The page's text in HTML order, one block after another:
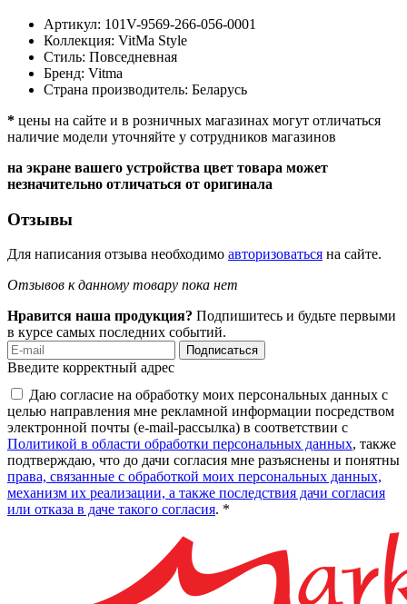
Артикул: 101V-9569-266-056-0001
Коллекция: VitMa Style
Стиль: Повседневная
Бренд: Vitma
Страна производитель: Беларусь
* цены на сайте и в розничных магазинах могут отличаться
наличие модели уточняйте у сотрудников магазинов
на экране вашего устройства цвет товара может
незначительно отличаться от оригинала
Отзывы
Для написания отзыва необходимо авторизоваться на сайте.
Отзывов к данному товару пока нет
Нравится наша продукция? Подпишитесь и будьте первыми
в курсе самых последних событий.
Подписаться
Введите корректный адрес
Даю согласие на обработку моих персональных данных с
целью направления мне рекламной информации посредством
электронной почты (e-mail-рассылка) в соответствии с
Политикой в области обработки персональных данных, также
подтверждаю, что до дачи согласия мне разъяснены и понятны
права, связанные с обработкой моих персональных данных,
механизм их реализации, а также последствия дачи согласия
или отказа в даче такого согласия. *